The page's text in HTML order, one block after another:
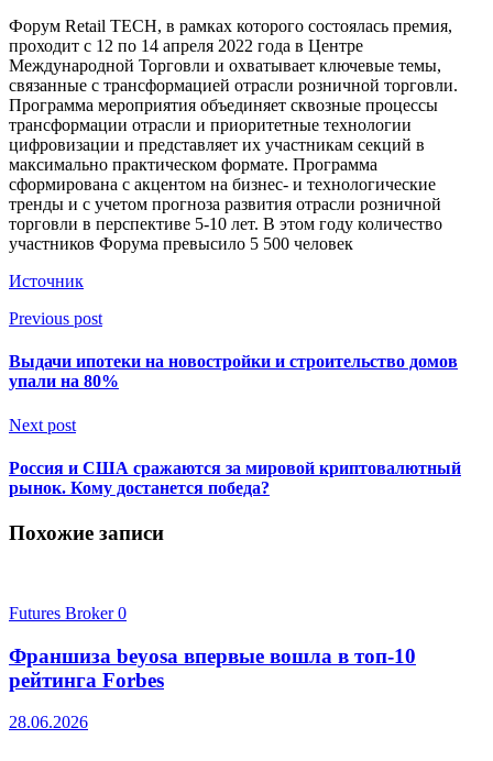
Форум Retail TECH, в рамках которого состоялась премия,
проходит с 12 по 14 апреля 2022 года в Центре
Международной Торговли и охватывает ключевые темы,
связанные с трансформацией отрасли розничной торговли.
Программа мероприятия объединяет сквозные процессы
трансформации отрасли и приоритетные технологии
цифровизации и представляет их участникам секций в
максимально практическом формате. Программа
сформирована с акцентом на бизнес- и технологические
тренды и c учетом прогноза развития отрасли розничной
торговли в перспективе 5-10 лет. В этом году количество
участников Форума превысило 5 500 человек
Источник
Previous post
Выдачи ипотеки на новостройки и строительство домов
упали на 80%
Next post
Россия и США сражаются за мировой криптовалютный
рынок. Кому достанется победа?
Похожие записи
Futures Broker0
Франшиза beyosa впервые вошла в топ-10
рейтинга Forbes
28.06.2026